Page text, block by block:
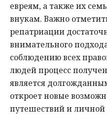
евреям, а также их
внукам. Важно
репатриации
внимательного
соблюдению всех
людей процесс
является
откроет новые
путешествий и